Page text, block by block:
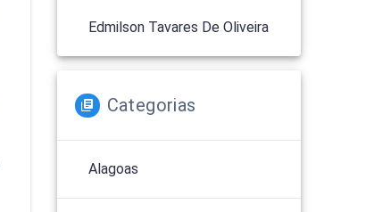
Edmilson Tavares De Oliveira
Categorias
Alagoas